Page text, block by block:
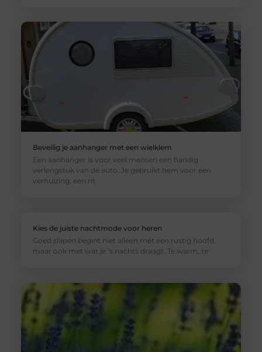
Beveilig je aanhanger met een wielklem
Een aanhanger is voor veel mensen een handig
verlengstuk van de auto. Je gebruikt hem voor een
verhuizing, een rit
Kies de juiste nachtmode voor heren
Goed slapen begint niet alleen met een rustig hoofd,
maar ook met wat je ’s nachts draagt. Te warm, te